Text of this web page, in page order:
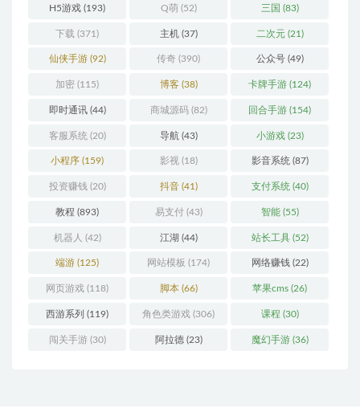
H5游戏 (193) Q萌(52) 三国 (83)
下载 (371) 主机(37) 二次元(21)
仙侠手游(92) 传奇 (390) 公众号(49)
加密 (115) 博客(38) 卡牌手游 (124)
即时通讯(44) 商城源码(82) 回合手游 (154)
客服系统 (20) 导航(43) 小游戏(23)
小程序 (159) 影视(18) 影音系统 (87)
投资赚钱 (20) 抖音(41) 支付系统 (40)
教程 (893) 易支付(43) 智能(55)
机器人 (42) 江湖 (44) 站长工具(52)
端游 (125) 网站模板 (174) 网络赚钱(22)
网页游戏 (118) 脚本(66) 苹果cms (26)
西游系列 (119) 角色类游戏 (306) 课程 (30)
闯关手游(30) 阿拉德(23) 魔幻手游(36)